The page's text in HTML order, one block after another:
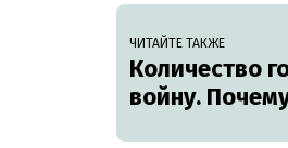
ЧИТАЙТЕ ТАКЖЕ
Количество
войну.